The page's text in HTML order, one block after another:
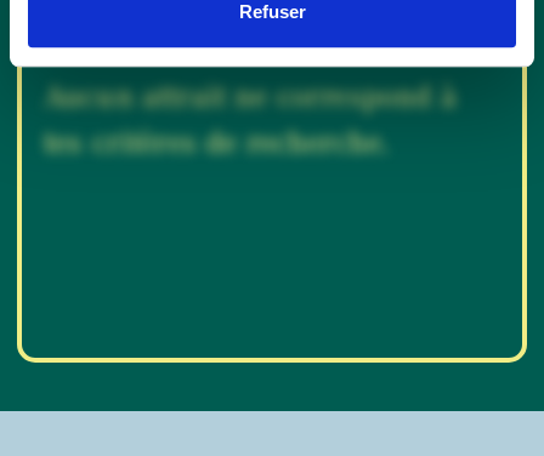
Refuser
Aucun attrait ne correspond à
tes critères de recherche.